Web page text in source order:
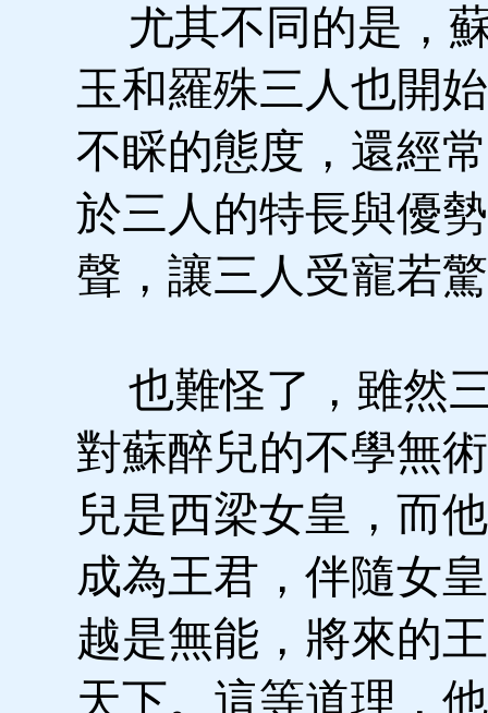
尤其不同的是，
玉和羅殊三人也開
不睬的態度，還經
於三人的特長與優
聲，讓三人受寵若
也難怪了，雖然
對蘇醉兒的不學無
兒是西梁女皇，而
成為王君，伴隨女
越是無能，將來的
天下。這等道理，